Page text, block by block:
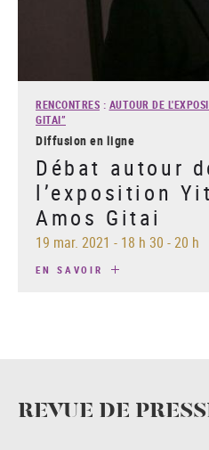
RENCONTRES : AUTOUR DE
GITAI”
Diffusion en ligne
Débat autour
l’exposition
Amos Gitai
19 mar. 2021 - 18 h 30 - 20 h
EN SAVOIR
REVUE DE